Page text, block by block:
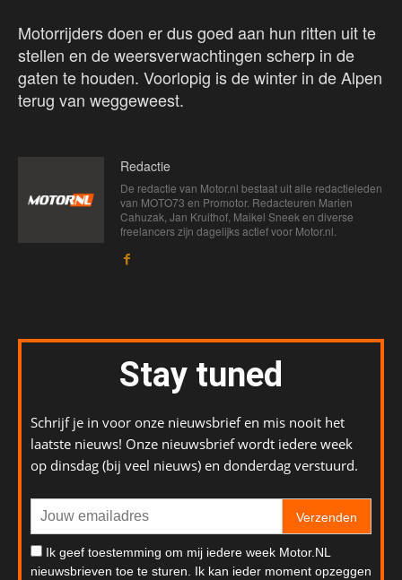
Motorrijders doen er dus goed aan hun ritten uit te
stellen en de weersverwachtingen scherp in de
gaten te houden. Voorlopig is de winter in de Alpen
terug van weggeweest.
Redactie
De redactie van Motor.nl bestaat uit alle redactieleden
van MOTO73 en Promotor. Redacteuren Marien
Cahuzak, Jan Kruithof, Maikel Sneek en diverse
freelancers zijn dagelijks actief voor Motor.nl.
Stay tuned
Schrijf je in voor onze nieuwsbrief en mis nooit het
laatste nieuws! Onze nieuwsbrief wordt iedere week
op dinsdag (bij veel nieuws) en donderdag verstuurd.
Verzenden
Ik geef toestemming om mij iedere week Motor.NL
nieuwsbrieven toe te sturen. Ik kan ieder moment opzeggen